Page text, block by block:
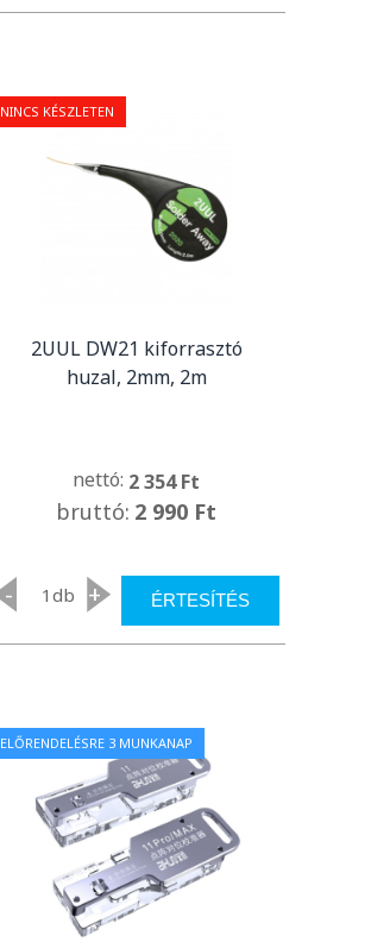
NINCS KÉSZLETEN
2UUL DW21 kiforrasztó
huzal, 2mm, 2m
nettó: 2 354 Ft
bruttó: 2 990 Ft
- db + ÉRTESÍTÉS
ELŐRENDELÉSRE 3 MUNKANAP